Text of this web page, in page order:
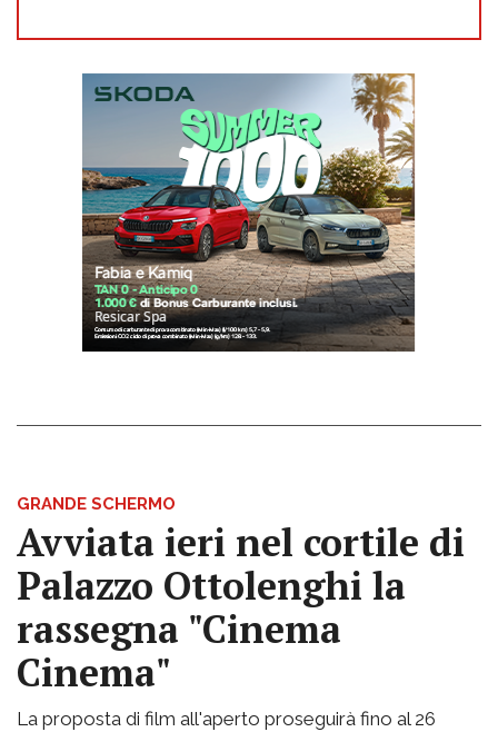
GRANDE SCHERMO
Avviata ieri nel cortile di
Palazzo Ottolenghi la
rassegna "Cinema
Cinema"
La proposta di film all'aperto proseguirà fino al 26